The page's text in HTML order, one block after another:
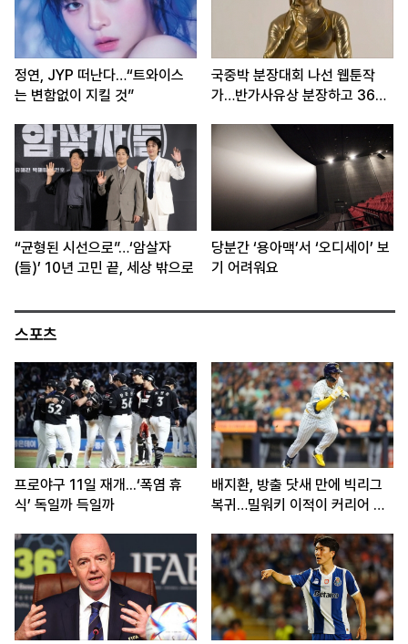
정연, JYP 떠난다…“트와이스
는 변함없이 지킬 것”
국중박 분장대회 나선 웹툰작
가…반가사유상 분장하고 360
“균형된 시선으로”…‘암살자
(들)’ 10년 고민 끝, 세상 밖으로
당분간 ‘용아맥’서 ‘오디세이’ 보
기 어려워요
스포츠
프로야구 11일 재개...‘폭염 휴
식’ 독일까 득일까
배지환, 방출 닷새 만에 빅리그
복귀…밀워키 이적이 커리어 분